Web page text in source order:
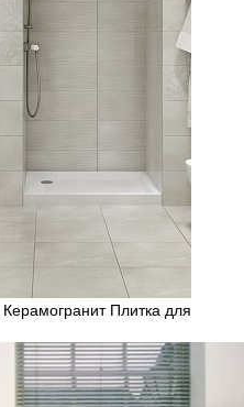
Керамогранит Плитка для